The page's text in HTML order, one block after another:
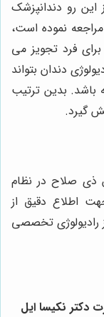
رو دندانپزشک
نموده است،
فرد تجویز می
دندان بتواند
بدین ترتیب
گیرد.
ذی صلاح در نظام
اطلاع دقیق از
رادیولوژی تخصصی
دکتر نکیسا ایل